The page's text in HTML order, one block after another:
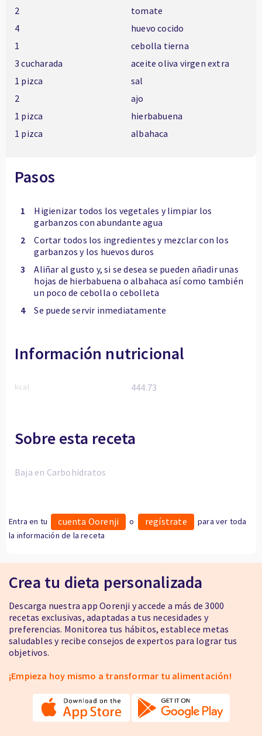
2
tomate
4
huevo cocido
1
cebolla tierna
3 cucharada
aceite oliva virgen extra
1 pizca
sal
2
ajo
1 pizca
hierbabuena
1 pizca
albahaca
Pasos
1
Higienizar todos los vegetales y limpiar los
garbanzos con abundante agua
2
Cortar todos los ingredientes y mezclar con los
garbanzos y los huevos duros
3
Aliñar al gusto y, si se desea se pueden añadir unas
hojas de hierbabuena o albahaca así como también
un poco de cebolla o cebolleta
4
Se puede servir inmediatamente
Información nutricional
kcal 444.73
Sobre esta receta
Baja en Carbohidratos
Entra en tu cuenta Oorenji o regístrate
para ver toda
la información de la receta
Crea tu dieta personalizada
Descarga nuestra app Oorenji y accede a más de 3000
recetas exclusivas, adaptadas a tus necesidades y
preferencias. Monitorea tus hábitos, establece metas
saludables y recibe consejos de expertos para lograr tus
objetivos.
¡Empieza hoy mismo a transformar tu alimentación!